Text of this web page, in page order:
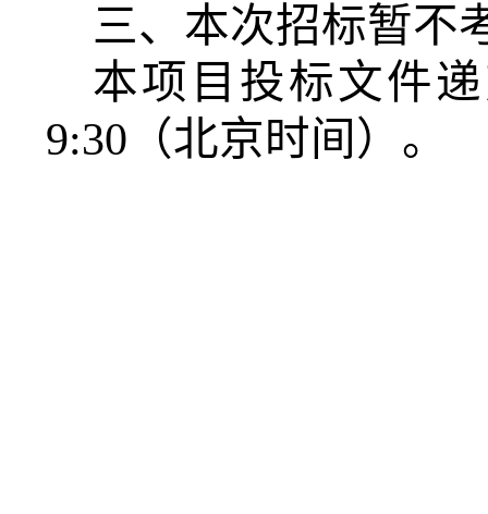
三、本次招标暂不
本项目投标文件
9:30（北京时间）。